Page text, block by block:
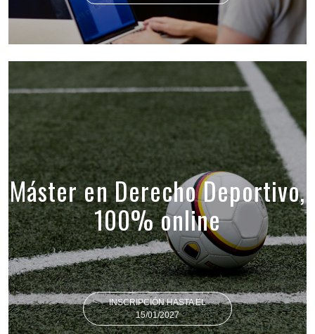
Máster en Derecho Deportivo,
100% online
INSCRIPCIÓN HASTA EL
15/01/2027